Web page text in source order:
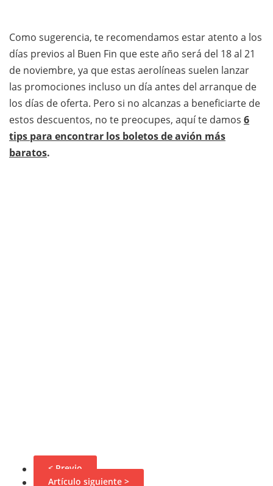
Como sugerencia, te recomendamos estar atento a los
días previos al Buen Fin que este año será del 18 al 21
de noviembre, ya que estas aerolíneas suelen lanzar
las promociones incluso un día antes del arranque de
los días de oferta. Pero si no alcanzas a beneficiarte de
estos descuentos, no te preocupes, aquí te damos 6
tips para encontrar los boletos de avión más
baratos.
< Previo
Artículo siguiente >